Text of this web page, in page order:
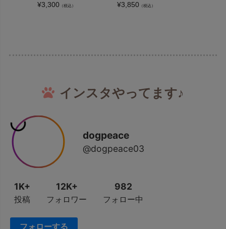
¥3,300 （税込）
¥3,850 （税込）
インスタやってます♪